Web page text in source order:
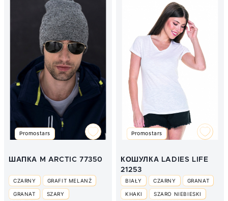
Promostars
ШАПКА M ARCTIC 77350
CZARNY GRAFIT MELANŻ
GRANAT SZARY
Promostars
КОШУЛКА LADIES LIFE
21253
BIAŁY CZARNY GRANAT
KHAKI SZARO NIEBIESKI